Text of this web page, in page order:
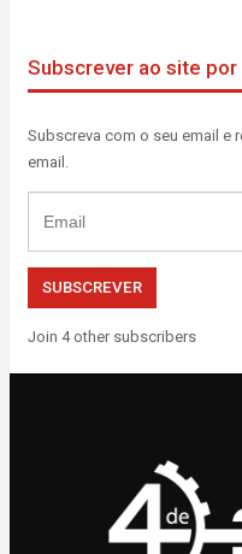
Subscrever ao site por
Subscreva com o seu email
email.
SUBSCREVER
Join 4 other subscribers